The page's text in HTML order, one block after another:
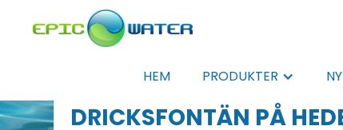
HEM PRODUKTER
DRICKSFONTÄN PÅ